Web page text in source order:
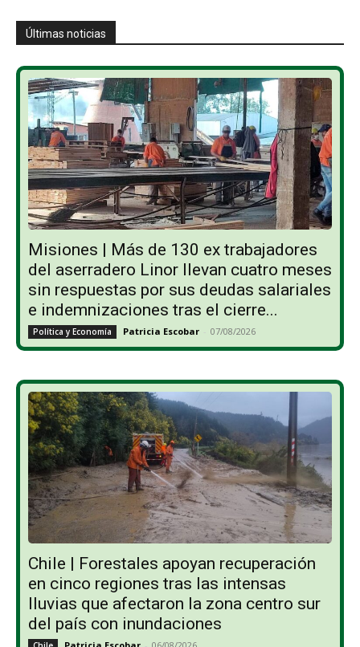
Últimas noticias
Misiones | Más de 130 ex trabajadores
del aserradero Linor llevan cuatro meses
sin respuestas por sus deudas salariales
e indemnizaciones tras el cierre...
Política y Economía Patricia Escobar - 07/08/2026
Chile | Forestales apoyan recuperación
en cinco regiones tras las intensas
lluvias que afectaron la zona centro sur
del país con inundaciones